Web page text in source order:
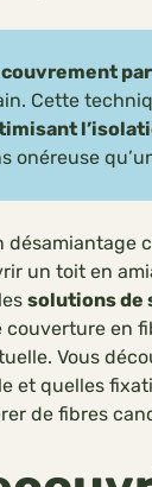
Cette
onéreuse
un toit en
solutions de
en
Vous
et quelles
de fibres